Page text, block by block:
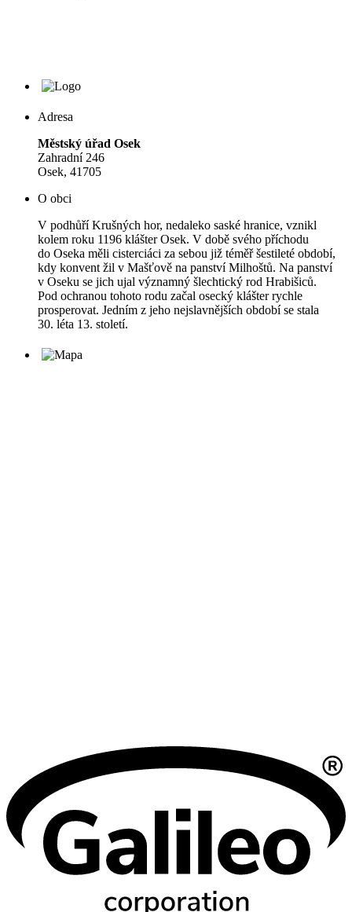
Adresa
Městský úřad Osek
Zahradní 246
Osek, 41705
O obci
V podhůří Krušných hor, nedaleko saské hranice, vznikl
kolem roku 1196 klášter Osek. V době svého příchodu
do Oseka měli cisterciáci za sebou již téměř šestileté období,
kdy konvent žil v Mašťově na panství Milhoštů. Na panství
v Oseku se jich ujal významný šlechtický rod Hrabišiců.
Pod ochranou tohoto rodu začal osecký klášter rychle
prosperovat. Jedním z jeho nejslavnějších období se stala
30. léta 13. století.